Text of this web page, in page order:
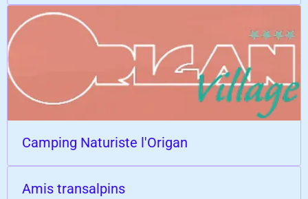
Camping Naturiste l'Origan
Amis transalpins